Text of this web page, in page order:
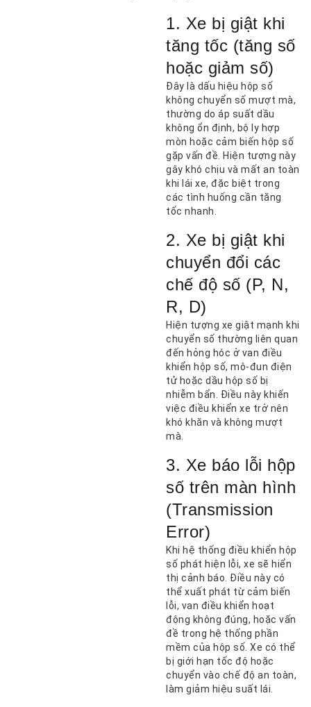
1. Xe bị giật khi
tăng tốc (tăng số
hoặc giảm số)
Đây là dấu hiệu hộp số
không chuyển số mượt mà,
thường do áp suất dầu
không ổn định, bộ ly hợp
mòn hoặc cảm biến hộp số
gặp vấn đề. Hiện tượng này
gây khó chịu và mất an toàn
khi lái xe, đặc biệt trong
các tình huống cần tăng
tốc nhanh.
2. Xe bị giật khi
chuyển đổi các
chế độ số (P, N,
R, D)
Hiện tượng xe giật mạnh khi
chuyển số thường liên quan
đến hỏng hóc ở van điều
khiển hộp số, mô-đun điện
tử hoặc dầu hộp số bị
nhiễm bẩn. Điều này khiến
việc điều khiển xe trở nên
khó khăn và không mượt
mà.
3. Xe báo lỗi hộp
số trên màn hình
(Transmission
Error)
Khi hệ thống điều khiển hộp
số phát hiện lỗi, xe sẽ hiển
thị cảnh báo. Điều này có
thể xuất phát từ cảm biến
lỗi, van điều khiển hoạt
động không đúng, hoặc vấn
đề trong hệ thống phần
mềm của hộp số. Xe có thể
bị giới hạn tốc độ hoặc
chuyển vào chế độ an toàn,
làm giảm hiệu suất lái.